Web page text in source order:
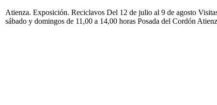
Atienza. Exposición. Reciclavos Del 12 de julio al 9 de agosto
sábado y domingos de 11,00 a 14,00 horas Posada del Cordón